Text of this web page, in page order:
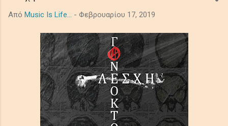
τρόμου, μεταμορφώνοντας προσωπικές και καθολικές σκιές
σε μια όμορφα έρημη τελετουργία που παραμένει σαν την
τελευταία, ξεθωριασμένη λάμψη του λυκόφωτος. Ο ήχος από
τα βαθιά synths το πιάνο και τα έγχορδα δημιουργούν μία
ατμόσφαιρα μελαγχολική, απομονωμένη και μεγαλοπρεπή με
θέμα την μοναξιά και τη φθορά στο αχανές διάστημα. In the
shadowed ...
Από Music Is Life... - Φεβρουαρίου 17, 2019